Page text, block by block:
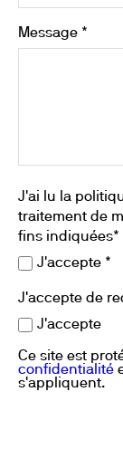
Message *
J'ai lu la
traitement de
fins indiquées*
J'accepte *
J'accepte de
J'accepte
Ce site est
confidentialité
s'appliquent.